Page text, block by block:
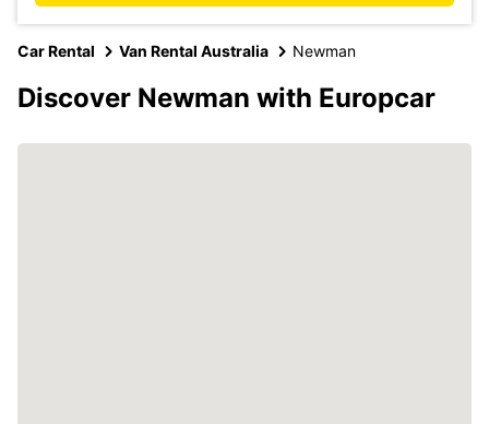
Car Rental Van Rental Australia Newman
Discover Newman with Europcar